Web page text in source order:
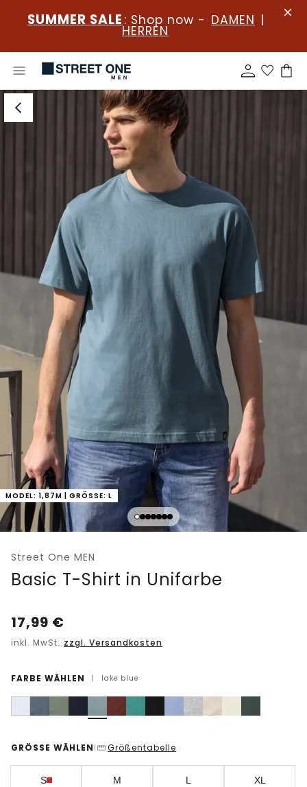
SUMMER SALE : Shop now - DAMEN |
HERREN
MODEL: 1,87M | GRÖSSE: L
Street One MEN
Basic T-Shirt in Unifarbe
17,99 €
inkl. MwSt. zzgl. Versandkosten
FARBE WÄHLEN | lake blue
GRÖSSE WÄHLEN | Größentabelle
S M L XL